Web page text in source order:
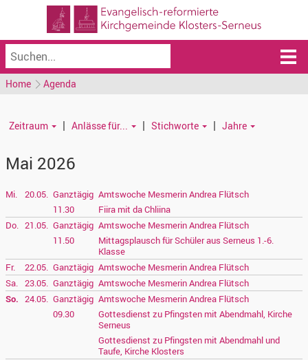
Home Agenda
Zeitraum | Anlässe für... | Stichworte | Jahre
Mai 2026
Mi. 20.05. Ganztägig Amtswoche Mesmerin Andrea Flütsch
11.30
Fiira mit da Chliina
Do. 21.05. Ganztägig Amtswoche Mesmerin Andrea Flütsch
11.50
Mittagsplausch für Schüler aus Serneus 1.-6.
Klasse
Fr.
22.05. Ganztägig Amtswoche Mesmerin Andrea Flütsch
Sa. 23.05. Ganztägig Amtswoche Mesmerin Andrea Flütsch
So. 24.05. Ganztägig Amtswoche Mesmerin Andrea Flütsch
09.30
Gottesdienst zu Pfingsten mit Abendmahl, Kirche
Serneus
Gottesdienst zu Pfingsten mit Abendmahl und
Taufe, Kirche Klosters